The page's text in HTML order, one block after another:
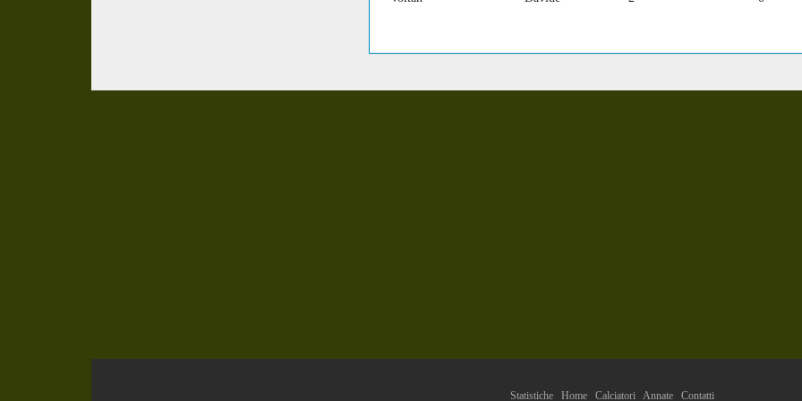
Statistiche Home Calciatori Annate Contatti